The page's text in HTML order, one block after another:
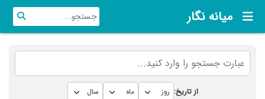
میانه نگار
از تاریخ: